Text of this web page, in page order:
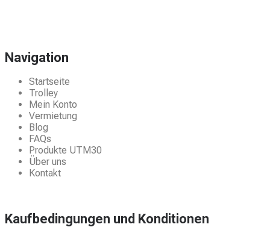
Navigation
Startseite
Trolley
Mein Konto
Vermietung
Blog
FAQs
Produkte UTM30
Über uns
Kontakt
Kaufbedingungen und Konditionen